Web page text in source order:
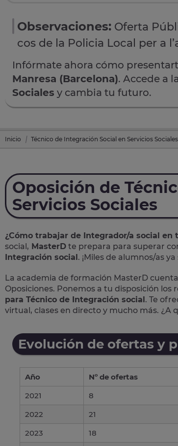
Observaciones: Oferta
cos de la Policia Local per a
Infórmate ahora cómo
Manresa (Barcelona). Accede a
Sociales y cambia tu futuro.
Inicio Técnico de Integración Social en Servicios Sociales
Oposición de
Servicios Sociales
¿Cómo trabajar de Integrador/a social en
social, MasterD te prepara para superar
Integración social. ¡Miles de alumnos/as
La academia de formación MasterD
Oposiciones. Ponemos a tu disposición los
para Técnico de Integración social. Te
virtual, clases en directo y mucho más. ¿A
Evolución de ofertas y
Año Nº de ofertas
2021
8
2022
21
2023
18